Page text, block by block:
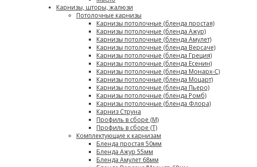
Карнизы, шторы, жалюзи
Потолочные карнизы
Карнизы потолочные (бленда простая)
Карнизы потолочные (бленда Ажур)
Карнизы потолочные (бленда Амулет)
Карнизы потолочные (бленда Версаче)
Карнизы потолочные (бленда Греция)
Карнизы потолочные (бленда Есенин)
Карнизы потолочные (бленда Монарх-С)
Карнизы потолочные (бленда Моцарт)
Карнизы потолочные (бленда Пьеро)
Карнизы потолочные (бленда Ромб)
Карнизы потолочные (бленда Флора)
Карниз Струна
Профиль в сборе (М)
Профиль в сборе (Т)
Комплектующие к карнизам
Бленда простая 50мм
Бленда Ажур 55мм
Бленда Амулет 68мм